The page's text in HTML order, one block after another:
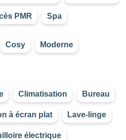
PMR
Spa
Cosy Moderne
Climatisation Bureau
à écran plat Lave-linge
électrique